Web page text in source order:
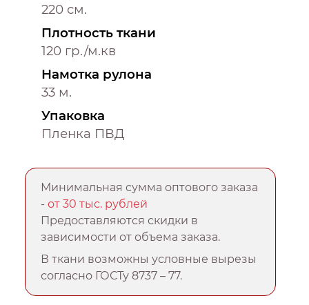
220 см.
Плотность ткани
120 гр./м.кв
Намотка рулона
33 м.
Упаковка
Пленка ПВД
Минимальная сумма оптового заказа
-от 30 тыс. рублей
Предоставляются скидки в
зависимости от объема заказа.
В ткани возможны условные вырезы
согласно ГОСТу 8737 – 77.